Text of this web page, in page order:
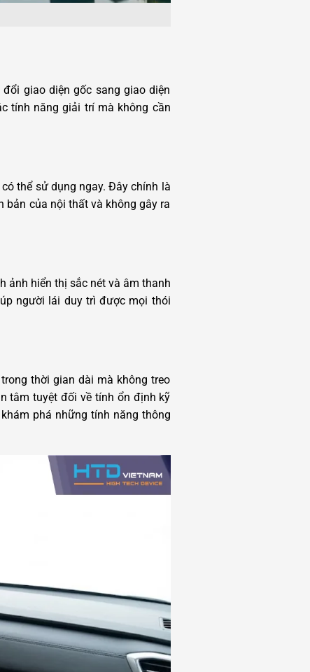
giao diện gốc sang giao diện
tính năng giải trí mà không cần
thể sử dụng ngay. Đây chính là
bản của nội thất và không gây ra
ảnh hiển thị sắc nét và âm thanh
người lái duy trì được mọi thói
thời gian dài mà không treo
tâm tuyệt đối về tính ổn định kỹ
phá những tính năng thông